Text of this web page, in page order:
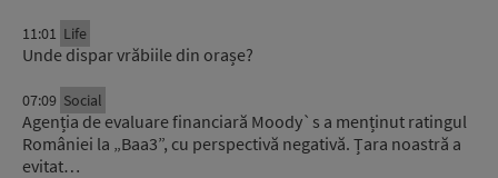
11:01 Life
Unde dispar vrăbiile din orașe?
07:09 Social
Agenția de evaluare financiară Moody`s a menținut ratingul
României la „Baa3”, cu perspectivă negativă. Țara noastră a
evitat…